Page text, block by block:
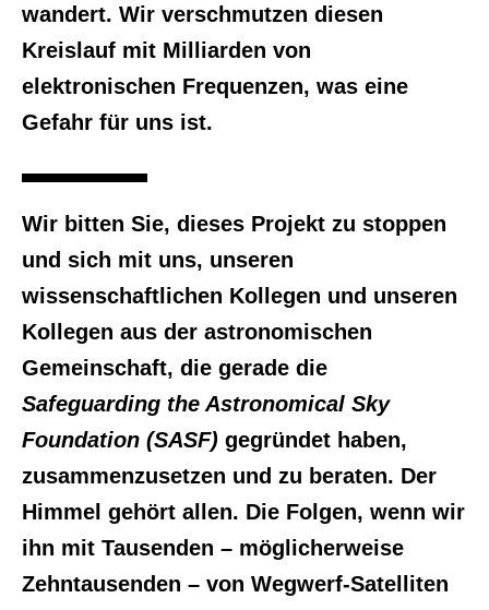
wandert. Wir verschmutzen diesen
Kreislauf mit Milliarden von
elektronischen Frequenzen, was eine
Gefahr für uns ist.
Wir bitten Sie, dieses Projekt zu stoppen
und sich mit uns, unseren
wissenschaftlichen Kollegen und unseren
Kollegen aus der astronomischen
Gemeinschaft, die gerade die
Safeguarding the Astronomical Sky
Foundation (SASF) gegründet haben,
zusammenzusetzen und zu beraten. Der
Himmel gehört allen. Die Folgen, wenn wir
ihn mit Tausenden – möglicherweise
Zehntausenden – von Wegwerf-Satelliten